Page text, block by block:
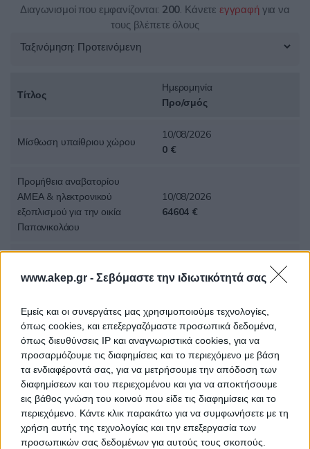
www.akep.gr - Σεβόμαστε την ιδιωτικότητά σας
Εμείς και οι συνεργάτες μας χρησιμοποιούμε τεχνολογίες,
όπως cookies, και επεξεργαζόμαστε προσωπικά δεδομένα,
όπως διευθύνσεις IP και αναγνωριστικά cookies, για να
προσαρμόζουμε τις διαφημίσεις και το περιεχόμενο με βάση
τα ενδιαφέροντά σας, για να μετρήσουμε την απόδοση των
διαφημίσεων και του περιεχομένου και για να αποκτήσουμε
εις βάθος γνώση του κοινού που είδε τις διαφημίσεις και το
περιεχόμενο. Κάντε κλικ παρακάτω για να συμφωνήσετε με τη
χρήση αυτής της τεχνολογίας και την επεξεργασία των
προσωπικών σας δεδομένων για αυτούς τους σκοπούς.
Διαγωνισμοί που εμφανίζονται: 200. Κάνετε εγγραφήγια να
τους βλέπετε όλους
Τίτλος
Ημερομηνία
Προ/σμός
Μίσθωση υπαίθριου χώρου
10/08/2026
0 €
Προμήθεια αναβατορίου
ΑΜΕΑ & ηλεκτρονικού
εξοπλισμού για την οικία
Παπανικολάου
10/08/2026
64604 €
πυροσβεστήρων
620 €
Ανανέωση σύμβασης για τα
συστήματα επεξεργασίας
νερού
10/08/2026
0 €
Προμήθεια δίσκοι ευαισθησίας
10/08/2026
0 €
Αντικατάσταση μπαταριών
11/08/2026
0 €